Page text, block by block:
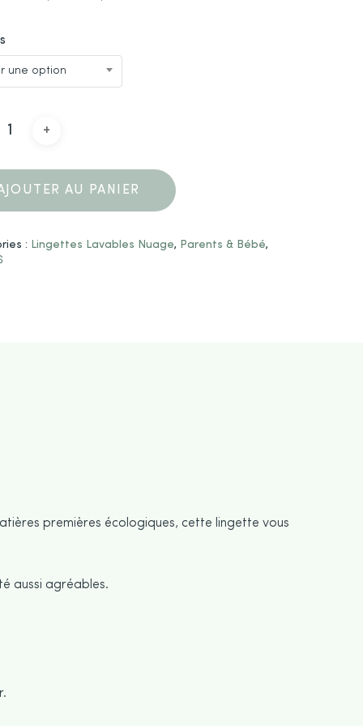
une option
AU PANIER
: Lingettes Lavables Nuage, Parents & Bébé,
premières écologiques, cette lingette vous
aussi agréables.